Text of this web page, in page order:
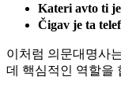
Kateri avto ti je
Čigav je ta
이처럼 의문대명사
데 핵심적인 역할을